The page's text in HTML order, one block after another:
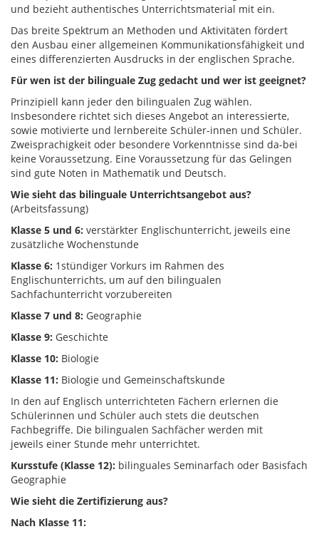
und bezieht authentisches Unterrichtsmaterial mit ein.
Das breite Spektrum an Methoden und Aktivitäten fördert
den Ausbau einer allgemeinen Kommunikationsfähigkeit und
eines differenzierten Ausdrucks in der englischen Sprache.
Für wen ist der bilinguale Zug gedacht und wer ist geeignet?
Prinzipiell kann jeder den bilingualen Zug wählen.
Insbesondere richtet sich dieses Angebot an interessierte,
sowie motivierte und lernbereite Schüler-innen und Schüler.
Zweisprachigkeit oder besondere Vorkenntnisse sind da-bei
keine Voraussetzung. Eine Voraussetzung für das Gelingen
sind gute Noten in Mathematik und Deutsch.
Wie sieht das bilinguale Unterrichtsangebot aus?
(Arbeitsfassung)
Klasse 5 und 6: verstärkter Englischunterricht, jeweils eine
zusätzliche Wochenstunde
Klasse 6: 1stündiger Vorkurs im Rahmen des
Englischunterrichts, um auf den bilingualen
Sachfachunterricht vorzubereiten
Klasse 7 und 8: Geographie
Klasse 9: Geschichte
Klasse 10: Biologie
Klasse 11: Biologie und Gemeinschaftskunde
In den auf Englisch unterrichteten Fächern erlernen die
Schülerinnen und Schüler auch stets die deutschen
Fachbegriffe. Die bilingualen Sachfächer werden mit
jeweils einer Stunde mehr unterrichtet.
Kursstufe (Klasse 12): bilinguales Seminarfach oder Basisfach
Geographie
Wie sieht die Zertifizierung aus?
Nach Klasse 11: